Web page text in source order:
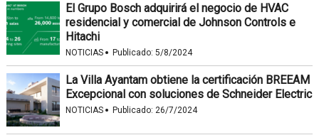
El Grupo Bosch adquirirá el negocio de HVAC
residencial y comercial de Johnson Controls e
Hitachi
NOTICIAS · Publicado: 5/8/2024
La Villa Ayantam obtiene la certificación BREEAM
Excepcional con soluciones de Schneider Electric
NOTICIAS · Publicado: 26/7/2024